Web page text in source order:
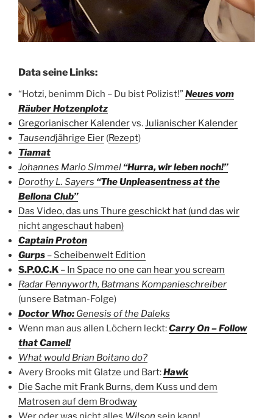
Data seine Links:
“Hotzi, benimm Dich – Du bist Polizist!”Neues vom
Räuber Hotzenplotz
Gregorianischer Kalendervs.Julianischer Kalender
Tausendjährige Eier (Rezept)
Tiamat
Johannes Mario Simmel “Hurra, wir leben noch!”
Dorothy L. Sayers “The Unpleasentness at the
Bellona Club”
Das Video, das uns Thure geschickt hat (und das wir
nicht angeschaut haben)
Captain Proton
Gurps – Scheibenwelt Edition
S.P.O.C.K – In Space no one can hear you scream
Radar Pennyworth, Batmans Kompanieschreiber
(unsere Batman-Folge)
Doctor Who: Genesis of the Daleks
Wenn man aus allen Löchern leckt:Carry On – Follow
that Camel!
What would Brian Boitano do?
Avery Brooks mit Glatze und Bart:Hawk
Die Sache mit Frank Burns, dem Kuss und dem
Matrosen auf dem Brodway